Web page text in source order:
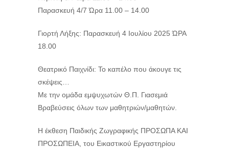
Παρασκευή 4/7 Ώρα 11.00 – 14.00
Γιορτή Λήξης: Παρασκευή 4 Ιουλίου 2025 ΏΡΑ
18.00
Θεατρικό Παιχνίδι: Το καπέλο που άκουγε τις
σκέψεις…
Με την ομάδα εμψυχωτών Θ.Π. Γιασεμιά
Βραβεύσεις όλων των μαθητριών/μαθητών.
Η έκθεση Παιδικής Ζωγραφικής ΠΡΟΣΩΠΑ ΚΑΙ
ΠΡΟΣΩΠΕΙΑ, του Εικαστικού Εργαστηρίου